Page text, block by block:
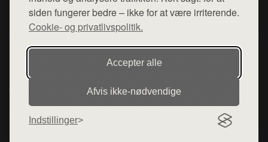
siden fungerer bedre – ikke for at være irriterende.
Cookie- og privatlivspolitik.
Accepter alle
Afvis ikke‑nødvendige
Indstillinger
Kontakt
Denne side er en del af want.dk, der udgiver en række
hjemmesider med præsentation af forskellige produkter fra
diverse webshops. Der sælges ikke varer fra denne side - vi
varerne på lager.